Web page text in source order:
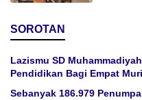
SOROTAN
Lazismu SD
Pendidikan Bagi Empat
Sebanyak 186.979